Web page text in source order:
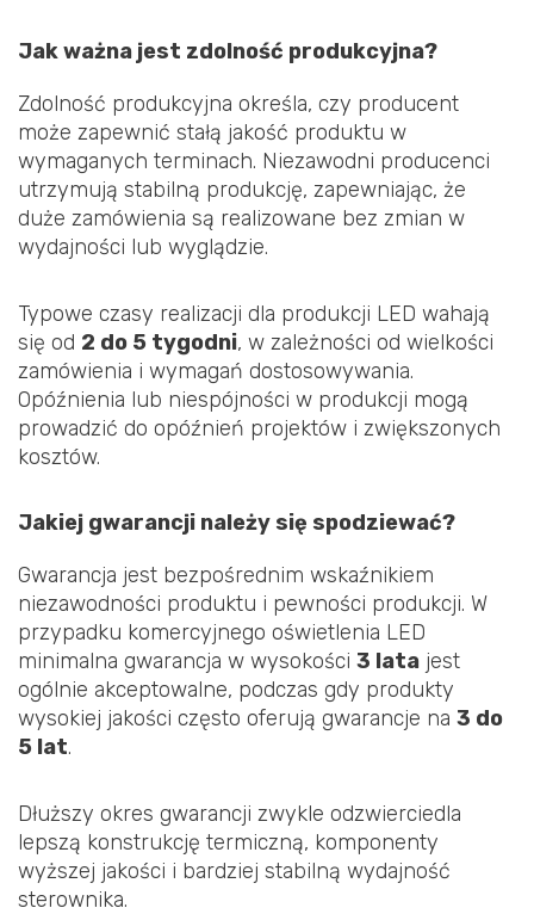
Jak ważna jest zdolność produkcyjna?
Zdolność produkcyjna określa, czy producent
może zapewnić stałą jakość produktu w
wymaganych terminach. Niezawodni producenci
utrzymują stabilną produkcję, zapewniając, że
duże zamówienia są realizowane bez zmian w
wydajności lub wyglądzie.
Typowe czasy realizacji dla produkcji LED wahają
się od 2 do 5 tygodni, w zależności od wielkości
zamówienia i wymagań dostosowywania.
Opóźnienia lub niespójności w produkcji mogą
prowadzić do opóźnień projektów i zwiększonych
kosztów.
Jakiej gwarancji należy się spodziewać?
Gwarancja jest bezpośrednim wskaźnikiem
niezawodności produktu i pewności produkcji. W
przypadku komercyjnego oświetlenia LED
minimalna gwarancja w wysokości 3 lata jest
ogólnie akceptowalne, podczas gdy produkty
wysokiej jakości często oferują gwarancje na 3 do
5 lat.
Dłuższy okres gwarancji zwykle odzwierciedla
lepszą konstrukcję termiczną, komponenty
wyższej jakości i bardziej stabilną wydajność
sterownika.